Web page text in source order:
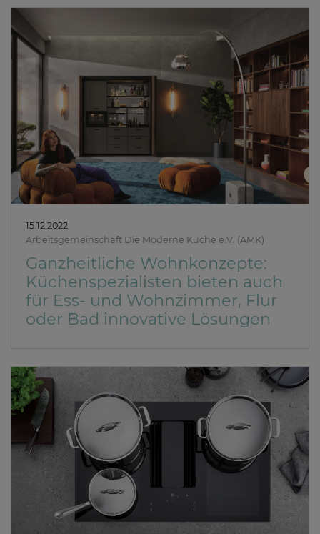
15.12.2022
Arbeitsgemeinschaft Die Moderne Küche e.V. (AMK)
Ganzheitliche Wohnkonzepte:
Küchenspezialisten bieten auch
für Ess- und Wohnzimmer, Flur
oder Bad innovative Lösungen